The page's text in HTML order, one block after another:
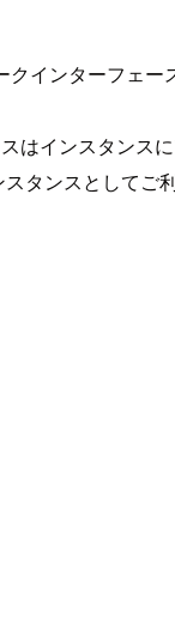
インターフェー
はインスタンス
タンスとしてご